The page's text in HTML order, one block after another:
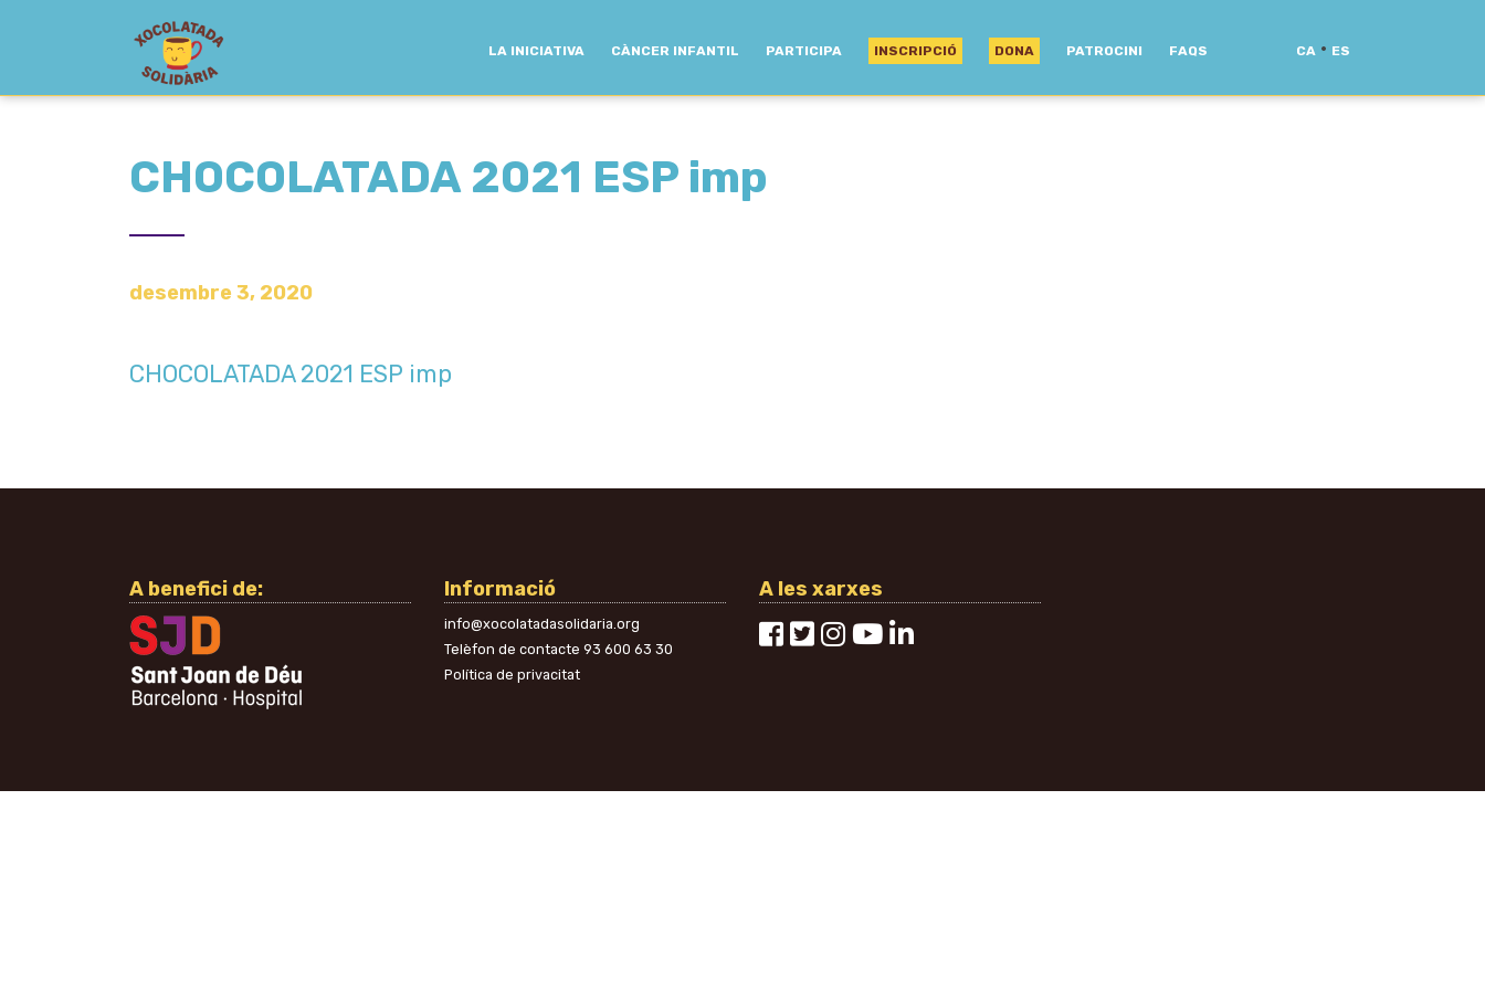
LA INICIATIVA CÀNCER INFANTIL PARTICIPA INSCRIPCIÓ DONA PATROCINI FAQS CA · ES
CHOCOLATADA 2021 ESP imp
desembre 3, 2020
CHOCOLATADA 2021 ESP imp
A benefici de: Informació
info@xocolatadasolidaria.org
Telèfon de contacte 93 600 63 30
Política de privacitat
A les xarxes